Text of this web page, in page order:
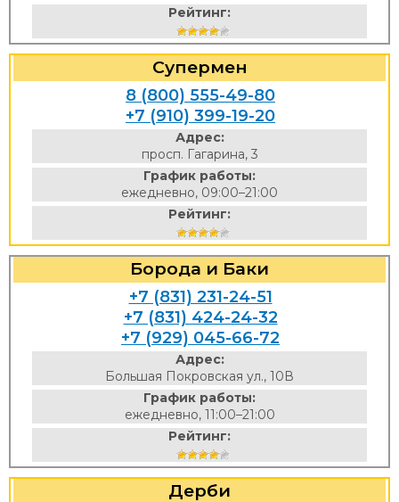
Рейтинг:
Супермен
8 (800) 555-49-80
+7 (910) 399-19-20
Адрес:
просп. Гагарина, 3
График работы:
ежедневно, 09:00–21:00
Рейтинг:
Борода и Баки
+7 (831) 231-24-51
+7 (831) 424-24-32
+7 (929) 045-66-72
Адрес:
Большая Покровская ул., 10В
График работы:
ежедневно, 11:00–21:00
Рейтинг:
Дерби